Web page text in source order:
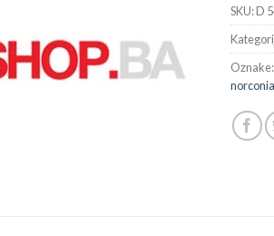
SKU:D
Oznake: